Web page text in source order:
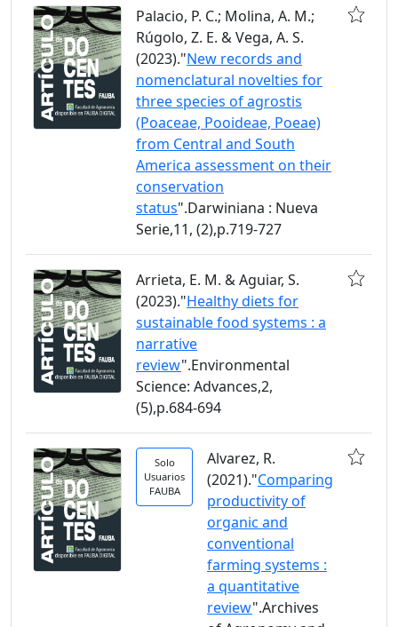
Palacio, P. C.; Molina, A. M.;
Rúgolo, Z. E. & Vega, A. S.
(2023)."New records and
nomenclatural novelties for
three species of agrostis
(Poaceae, Pooideae, Poeae)
from Central and South
America assessment on their
conservation
status".Darwiniana : Nueva
Serie,11, (2),p.719-727
Arrieta, E. M. & Aguiar, S.
(2023)."Healthy diets for
sustainable food systems : a
narrative
review".Environmental
Science: Advances,2,
(5),p.684-694
Solo
Usuarios
FAUBA
Alvarez, R.
(2021)."Comparing
productivity of
organic and
conventional
farming systems :
a quantitative
review".Archives